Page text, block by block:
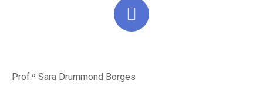
Prof.ª Sara Drummond Borges